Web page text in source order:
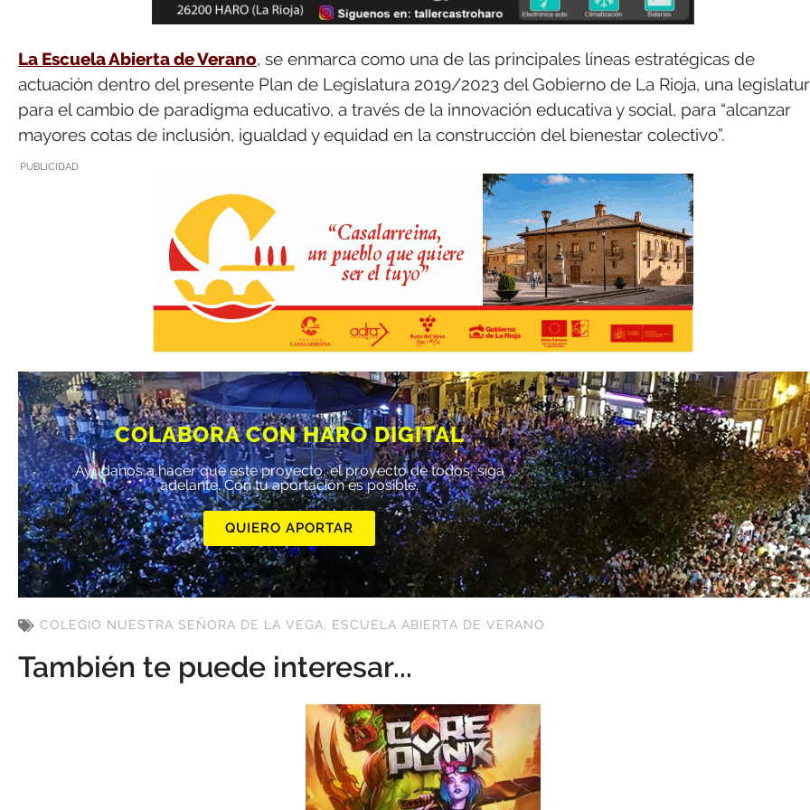
La Escuela Abierta de Verano, se enmarca como una de las principales líneas estratégicas de
actuación dentro del presente Plan de Legislatura 2019/2023 del Gobierno de La Rioja, una
para el cambio de paradigma educativo, a través de la innovación educativa y social, para “alcanzar
mayores cotas de inclusión, igualdad y equidad en la construcción del bienestar colectivo”.
PUBLICIDAD
COLABORA CON HARO DIGITAL
Ayúdanos a hacer que este proyecto, el proyecto de todos, siga
adelante. Con tu aportación es posible.
QUIERO APORTAR
COLEGIO NUESTRA SEÑORA DE LA VEGA, ESCUELA ABIERTA DE VERANO
También te puede interesar...